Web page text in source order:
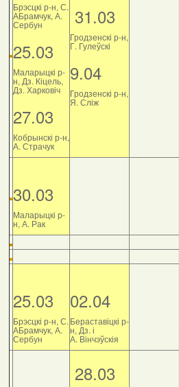
Брэсцкі р-н, С.
АБрамчук, А.
Сербун
25.03
Маларыцкі р-
н, Дз. Кіцель,
Дз. Харковіч
27.03
Кобрынскі р-н,
А. Страчук
31.03
Гродзенскі р-н,
Г. Гулеўскі
9.04
Гродзенскі р-н,
Я. Сліж
30.03
Маларыцкі р-
н, А. Рак
25.03
Брэсцкі р-н, С.
АБрамчук, А.
Сербун
02.04
Бераставіцкі р-
н, Дз. і
А. Вінчэўскія
28.03